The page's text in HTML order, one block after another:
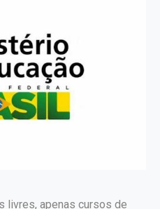
livres, apenas cursos de